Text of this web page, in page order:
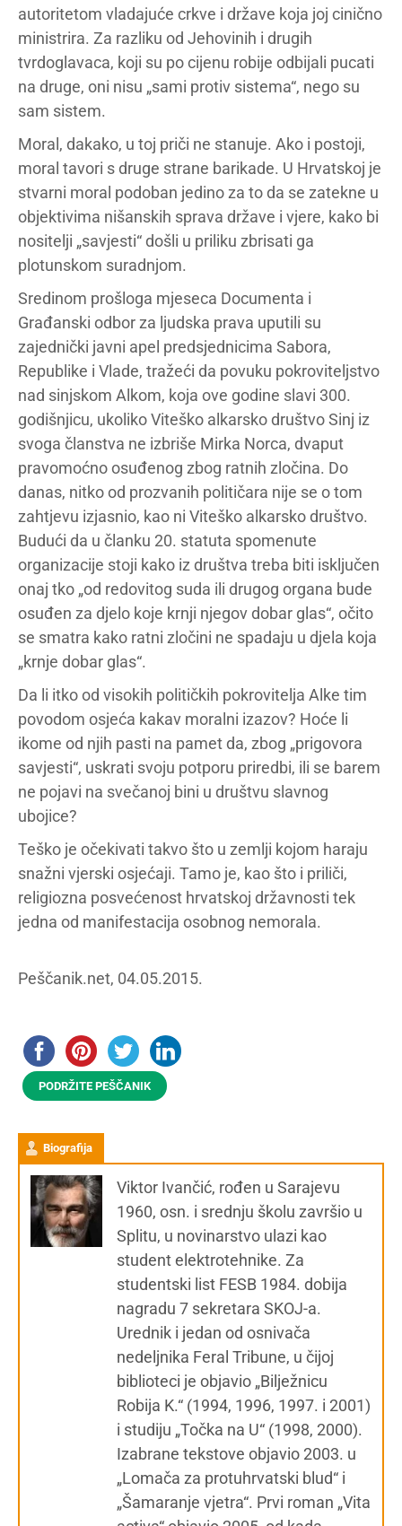
autoritetom vladajuće crkve i države koja joj cinično
ministrira. Za razliku od Jehovinih i drugih
tvrdoglavaca, koji su po cijenu robije odbijali pucati
na druge, oni nisu „sami protiv sistema“, nego su
sam sistem.
Moral, dakako, u toj priči ne stanuje. Ako i postoji,
moral tavori s druge strane barikade. U Hrvatskoj je
stvarni moral podoban jedino za to da se zatekne u
objektivima nišanskih sprava države i vjere, kako bi
nositelji „savjesti“ došli u priliku zbrisati ga
plotunskom suradnjom.
Sredinom prošloga mjeseca Documenta i
Građanski odbor za ljudska prava uputili su
zajednički javni apel predsjednicima Sabora,
Republike i Vlade, tražeći da povuku pokroviteljstvo
nad sinjskom Alkom, koja ove godine slavi 300.
godišnjicu, ukoliko Viteško alkarsko društvo Sinj iz
svoga članstva ne izbriše Mirka Norca, dvaput
pravomoćno osuđenog zbog ratnih zločina. Do
danas, nitko od prozvanih političara nije se o tom
zahtjevu izjasnio, kao ni Viteško alkarsko društvo.
Budući da u članku 20. statuta spomenute
organizacije stoji kako iz društva treba biti isključen
onaj tko „od redovitog suda ili drugog organa bude
osuđen za djelo koje krnji njegov dobar glas“, očito
se smatra kako ratni zločini ne spadaju u djela koja
„krnje dobar glas“.
Da li itko od visokih političkih pokrovitelja Alke tim
povodom osjeća kakav moralni izazov? Hoće li
ikome od njih pasti na pamet da, zbog „prigovora
savjesti“, uskrati svoju potporu priredbi, ili se barem
ne pojavi na svečanoj bini u društvu slavnog
ubojice?
Teško je očekivati takvo što u zemlji kojom haraju
snažni vjerski osjećaji. Tamo je, kao što i priliči,
religiozna posvećenost hrvatskoj državnosti tek
jedna od manifestacija osobnog nemorala.
Peščanik.net, 04.05.2015.
PODRŽITE PEŠČANIK
Biografija
Viktor Ivančić, rođen u Sarajevu
1960, osn. i srednju školu završio u
Splitu, u novinarstvo ulazi kao
student elektrotehnike. Za
studentski list FESB 1984. dobija
nagradu 7 sekretara SKOJ-a.
Urednik i jedan od osnivača
nedeljnika Feral Tribune, u čijoj
biblioteci je objavio „Bilježnicu
Robija K.“ (1994, 1996, 1997. i 2001)
i studiju „Točka na U“ (1998, 2000).
Izabrane tekstove objavio 2003. u
„Lomača za protuhrvatski blud“ i
„Šamaranje vjetra“. Prvi roman „Vita